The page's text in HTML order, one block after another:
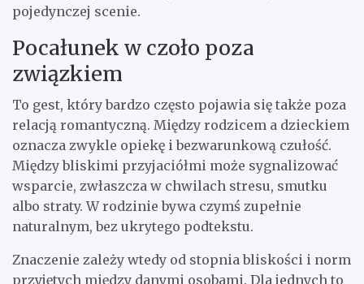
pojedynczej scenie.
Pocałunek w czoło poza
związkiem
To gest, który bardzo często pojawia się także poza
relacją romantyczną. Między rodzicem a dzieckiem
oznacza zwykle opiekę i bezwarunkową czułość.
Między bliskimi przyjaciółmi może sygnalizować
wsparcie, zwłaszcza w chwilach stresu, smutku
albo straty. W rodzinie bywa czymś zupełnie
naturalnym, bez ukrytego podtekstu.
Znaczenie zależy wtedy od stopnia bliskości i norm
przyjętych między danymi osobami. Dla jednych to